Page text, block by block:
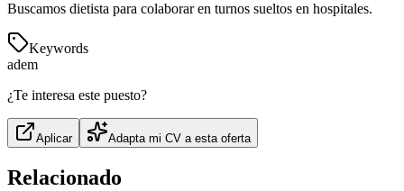
Buscamos dietista para colaborar en turnos sueltos en hospitales.
Keywords
adem
¿Te interesa este puesto?
Aplicar Adapta mi CV a esta oferta
Relacionado